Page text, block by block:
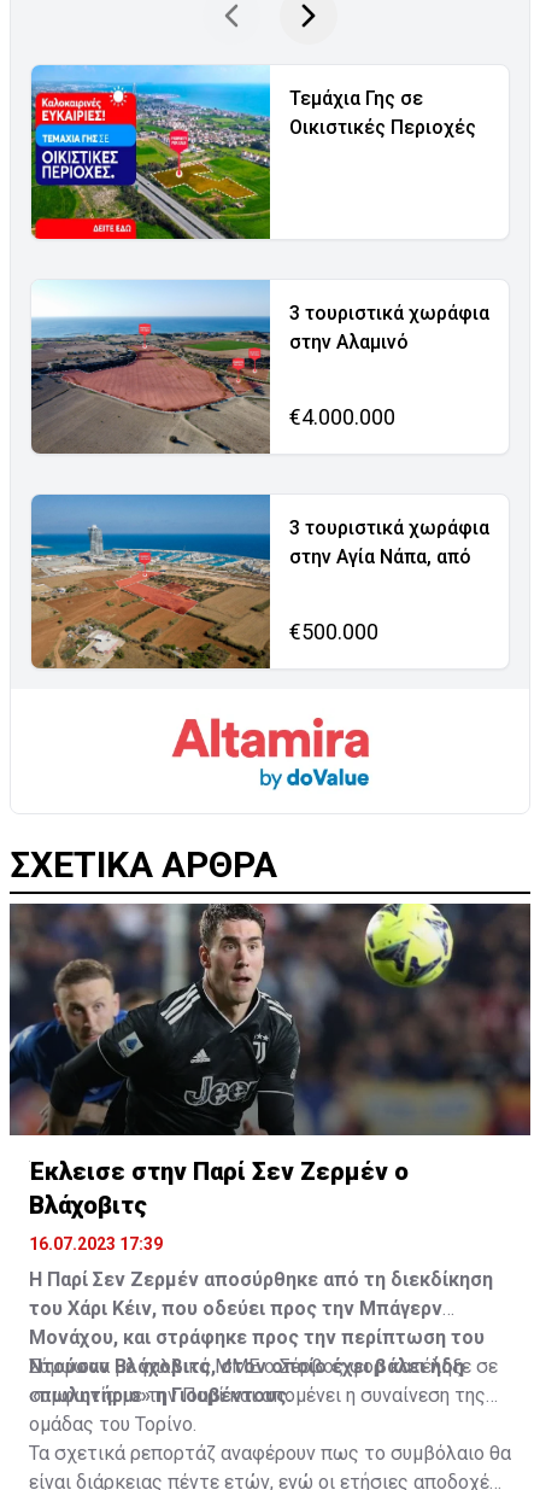
Τεμάχια Γης σε
Οικιστικές Περιοχές
3 τουριστικά χωράφια
στην Αλαμινό
€4.000.000
3 τουριστικά χωράφια
στην Αγία Νάπα, από
€500.000
ΣΧΕΤΙΚΑ ΑΡΘΡΑ
Έκλεισε στην Παρί Σεν Ζερμέν ο
Βλάχοβιτς
16.07.2023 17:39
Η Παρί Σεν Ζερμέν αποσύρθηκε από τη διεκδίκηση
του Χάρι Κέιν, που οδεύει προς την Μπάγερν
Μονάχου, και στράφηκε προς την περίπτωση του
Ντούσαν Βλάχοβιτς, στον οποίο έχει βάλει ήδη
«πωλητήριο» η Γιουβέντους.
Σύμφωνα με γαλλικά ΜΜΕ ο Σέρβος φορ κατέληξε σε
συμφωνία με την Παρί και απομένει η συναίνεση της
ομάδας του Τορίνο.
Τα σχετικά ρεπορτάζ αναφέρουν πως το συμβόλαιο θα
είναι διάρκειας πέντε ετών, ενώ οι ετήσιες αποδοχές